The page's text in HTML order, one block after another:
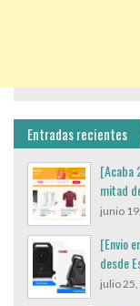
Entradas recientes
[Acaba
mitad
junio
[Envio
desde
julio